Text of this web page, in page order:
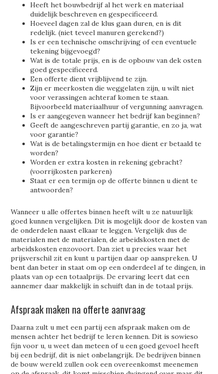
Heeft het bouwbedrijf al het werk en materiaal
duidelijk beschreven en gespecificeerd.
Hoeveel dagen zal de klus gaan duren, en is dit
redelijk. (niet teveel manuren gerekend?)
Is er een technische omschrijving of een eventuele
tekening bijgevoegd?
Wat is de totale prijs, en is de opbouw van dek osten
goed gespecificeerd.
Een offerte dient vrijblijvend te zijn.
Zijn er meerkosten die weggelaten zijn, u wilt niet
voor verassingen achteraf komen te staan.
Bijvoorbeeld materiaalhuur of vergunning aanvragen.
Is er aangegeven wanneer het bedrijf kan beginnen?
Geeft de aangeschreven partij garantie, en zo ja, wat
voor garantie?
Wat is de betalingstermijn en hoe dient er betaald te
worden?
Worden er extra kosten in rekening gebracht?
(voorrijkosten parkeren)
Staat er een termijn op de offerte binnen u dient te
antwoorden?
Wanneer u alle offertes binnen heeft wilt u ze natuurlijk
goed kunnen vergelijken. Dit is mogelijk door de kosten van
de onderdelen naast elkaar te leggen. Vergelijk dus de
materialen met de materialen, de arbeidskosten met de
arbeidskosten enzovoort. Dan ziet u precies waar het
prijsverschil zit en kunt u partijen daar op aanspreken. U
bent dan beter in staat om op een onderdeel af te dingen, in
plaats van op een totaalprijs. De ervaring leert dat een
aannemer daar makkelijk in schuift dan in de totaal prijs.
Afspraak maken na offerte aanvraag
Daarna zult u met een partij een afspraak maken om de
mensen achter het bedrijf te leren kennen. Dit is sowieso
fijn voor u, u weet dan meteen of u een goed gevoel heeft
bij een bedrijf, dit is niet onbelangrijk. De bedrijven binnen
de bouw wereld zullen ook een overeenkomst meenemen